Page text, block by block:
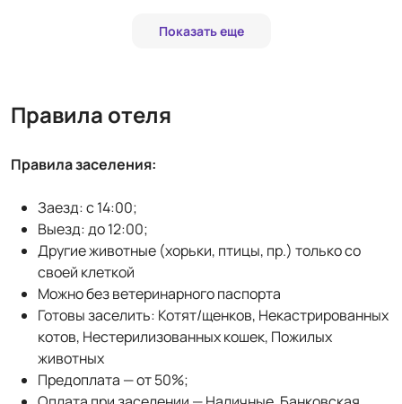
Показать еще
Правила отеля
Правила заселения:
Заезд: с 14:00;
Выезд: до 12:00;
Другие животные (хорьки, птицы, пр.) только со
своей клеткой
Можно без ветеринарного паспорта
Готовы заселить: Котят/щенков, Некастрированных
котов, Нестерилизованных кошек, Пожилых
животных
Предоплата — от 50%;